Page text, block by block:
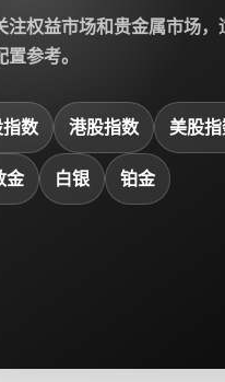
注权益市场和贵金属市场
置参考。
数 港股指数 美股
金 白银 铂金